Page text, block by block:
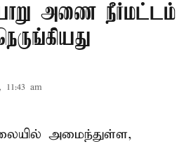
அணை நீர்மட்டம்
11:43 am
அமைந்துள்ள,